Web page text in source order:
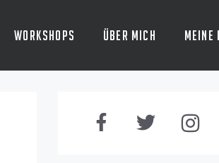
Workshops Über mich